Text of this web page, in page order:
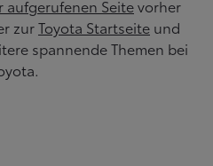
aufgerufenen Seitevorher
zurToyota Startseite und
spannende Themen bei